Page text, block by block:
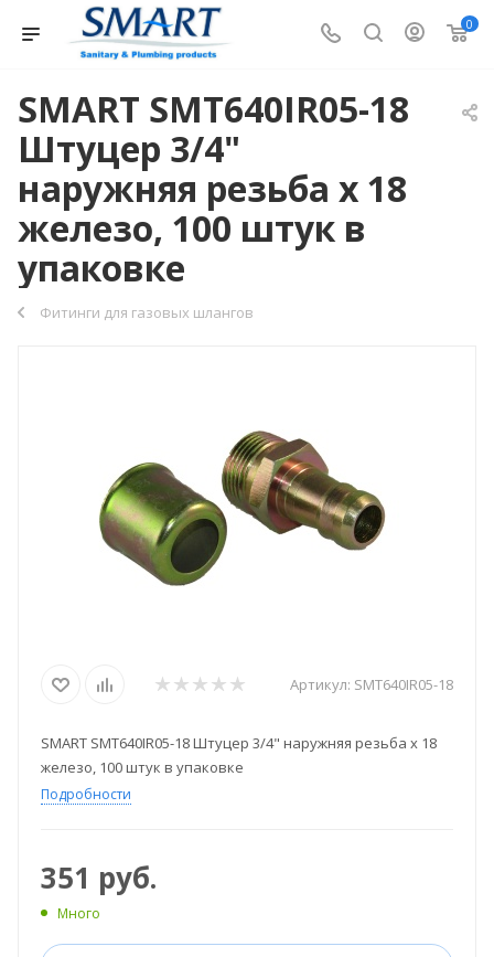
0
SMART SMT640IR05-18
Штуцер 3/4"
наружняя резьба х 18
железо, 100 штук в
упаковке
Фитинги для газовых шлангов
Артикул: SMT640IR05-18
SMART SMT640IR05-18 Штуцер 3/4" наружняя резьба х 18
железо, 100 штук в упаковке
Подробности
351 руб.
Много